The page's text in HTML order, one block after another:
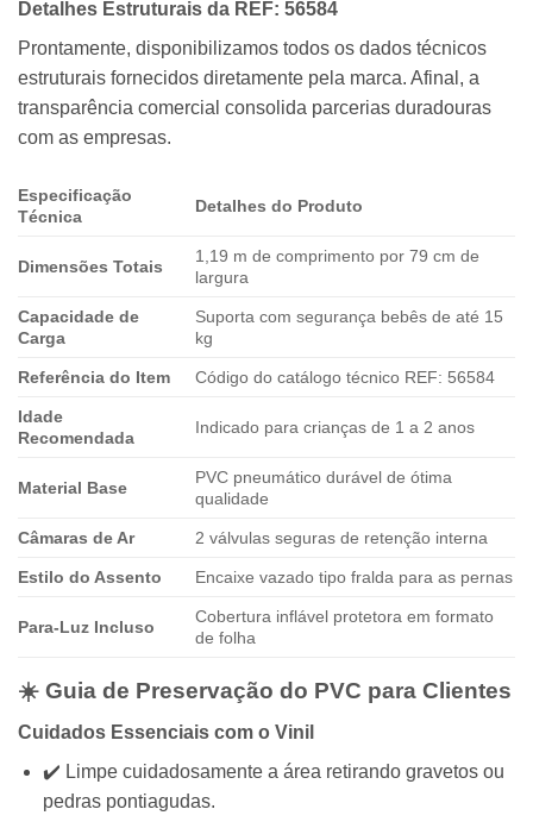
Detalhes Estruturais da REF: 56584
Prontamente, disponibilizamos todos os dados técnicos
estruturais fornecidos diretamente pela marca. Afinal, a
transparência comercial consolida parcerias duradouras
com as empresas.
Especificação
Técnica
Detalhes do Produto
Dimensões Totais
1,19 m de comprimento por 79 cm de
largura
Capacidade de
Carga
Suporta com segurança bebês de até 15
kg
Referência do Item Código do catálogo técnico REF: 56584
Idade
Recomendada
Indicado para crianças de 1 a 2 anos
Material Base
PVC pneumático durável de ótima
qualidade
Câmaras de Ar 2 válvulas seguras de retenção interna
Estilo do Assento Encaixe vazado tipo fralda para as pernas
Para-Luz Incluso
Cobertura inflável protetora em formato
de folha
☀️ Guia de Preservação do PVC para Clientes
Cuidados Essenciais com o Vinil
✔️ Limpe cuidadosamente a área retirando gravetos ou
pedras pontiagudas.